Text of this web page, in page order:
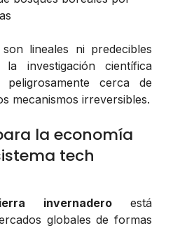
lineales ni predecibles
investigación científica
cerca de
mecanismos irreversibles.
la economía
tech
invernaderoestá
globales de formas